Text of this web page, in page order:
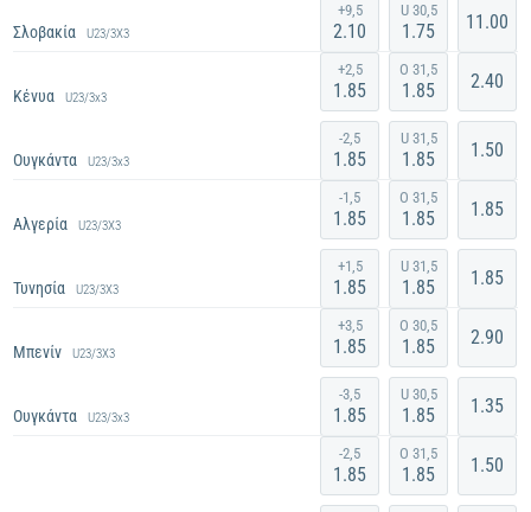
Σλοβακία
U23/3X3
+9,5
2.10
U 30,5
1.75 11.00
Κένυα U23/3x3
Ουγκάντα
U23/3x3
+2,5
1.85
-2,5
1.85
O 31,5
1.85
U 31,5
1.85
2.40
1.50
Αλγερία U23/3X3
Τυνησία
U23/3X3
-1,5
1.85
+1,5
1.85
O 31,5
1.85
U 31,5
1.85
1.85
1.85
Μπενίν U23/3X3
Ουγκάντα
U23/3x3
+3,5
1.85
-3,5
1.85
O 30,5
1.85
U 30,5
1.85
2.90
1.35
-2,5
1.85
O 31,5
1.85 1.50